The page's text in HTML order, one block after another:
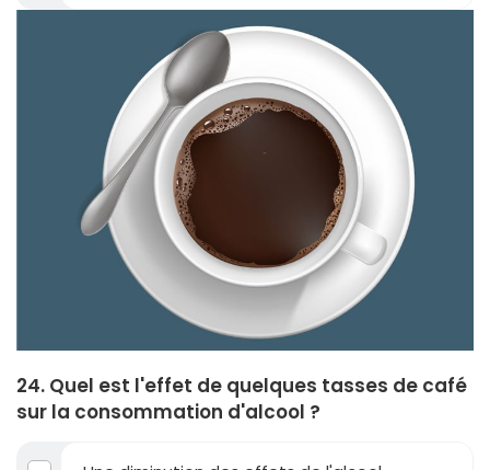
24. Quel est l'effet de quelques tasses de café
sur la consommation d'alcool ?